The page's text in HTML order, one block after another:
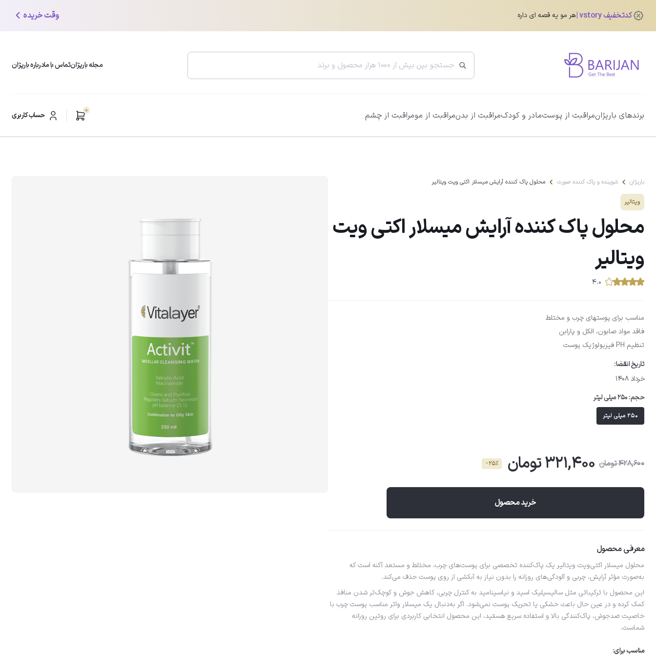
کدتخفیف vstory هر مو یه قصه ای داره وقت خریده
مجله باریژانتماس با مادرباره باریژان
برندهای باریژانمراقبت از پوستمادر و کودکمراقبت از بدنمراقبت از مومراقبت از چشم 0 حساب کاربری پرفروش ترین ها
432,200تومان 345,760تومان
محبوب ترین دسته بندی ها
شوینده و پاک کننده صورت
باریژان شوینده و پاک کننده صورت محلول پاک کننده آرایش میسلار اکتی ویت ویتالیر
ویتالیر
محلول پاک کننده آرایش میسلار اکتی ویت
ویتالیر
۴.۰
مناسب برای پوستهای چرب و مختلط
فاقد مواد صابون، الکل و پارابن
تنظیم PH فیزیولوژیک پوست
تاریخ انقضا:
خرداد 1408
حجم:250 میلی لیتر
250 میلی لیتر
428,600 تومان 321,400 تومان - 25٪
خرید محصول
معرفی محصول
محلول میسلار اکتی‌ویت ویتالیر یک پاک‌کننده تخصصی برای پوست‌های چرب، مختلط و مستعد آکنه است که
به‌صورت مؤثر آرایش، چربی و آلودگی‌های روزانه را بدون نیاز به آبکشی از روی پوست حذف می‌کند.
این محصول با ترکیباتی مثل سالیسیلیک اسید و نیاسینامید به کنترل چربی، کاهش جوش و کوچک‌تر شدن منافذ
کمک کرده و در عین حال باعث خشکی یا تحریک پوست نمی‌شود. اگر به‌دنبال یک میسلار واتر مناسب پوست چرب با
خاصیت ضدجوش، پاک‌کنندگی بالا و استفاده سریع هستید، این محصول انتخابی کاربردی برای روتین روزانه
شماست.
مناسب برای: